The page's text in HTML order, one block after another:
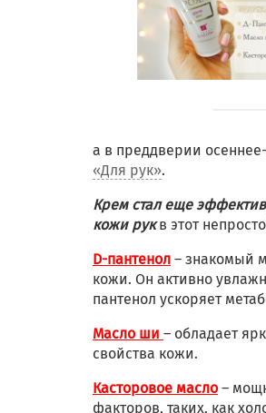
а в преддверии
«Для рук».
Крем стал еще
кожи рукв этот
D-пантенол – знакомый
кожи. Он активно
пантенол ускоряет
Масло ши – обладает
свойства кожи.
Касторовое масло –
факторов, таких, как